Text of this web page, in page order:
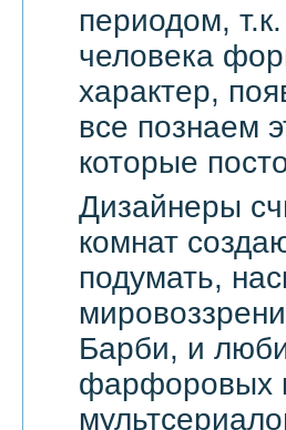
периодом,
человека
характер,
все познаем
которые
Дизайнеры
комнат
подумать,
Барби, и
фарфоровых